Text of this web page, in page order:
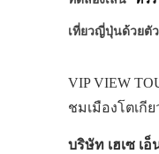
เที่ยวญี่ปุ่นด้วยตัว
VIP VIEW
ชมเมืองโตเกีย
บริษัท เฮเซ เอ็